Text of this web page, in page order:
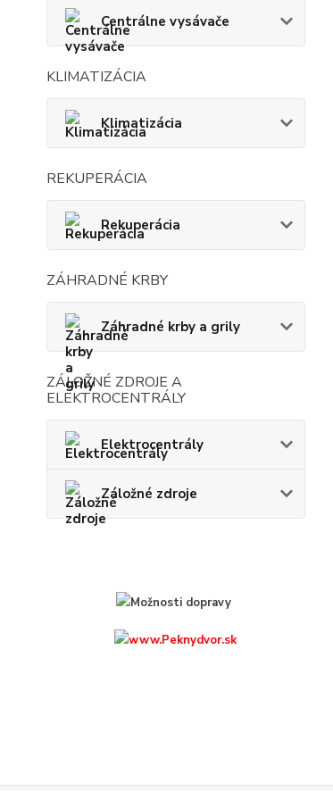
Centrálne vysávače
KLIMATIZÁCIA
Klimatizácia
REKUPERÁCIA
Rekuperácia
ZÁHRADNÉ KRBY
Záhradné krby a grily
ZÁLOŽNÉ ZDROJE A
ELEKTROCENTRÁLY
Elektrocentrály
Záložné zdroje